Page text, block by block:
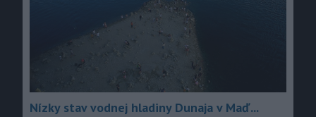
Nízky stav vodnej hladiny Dunaja v Maď...